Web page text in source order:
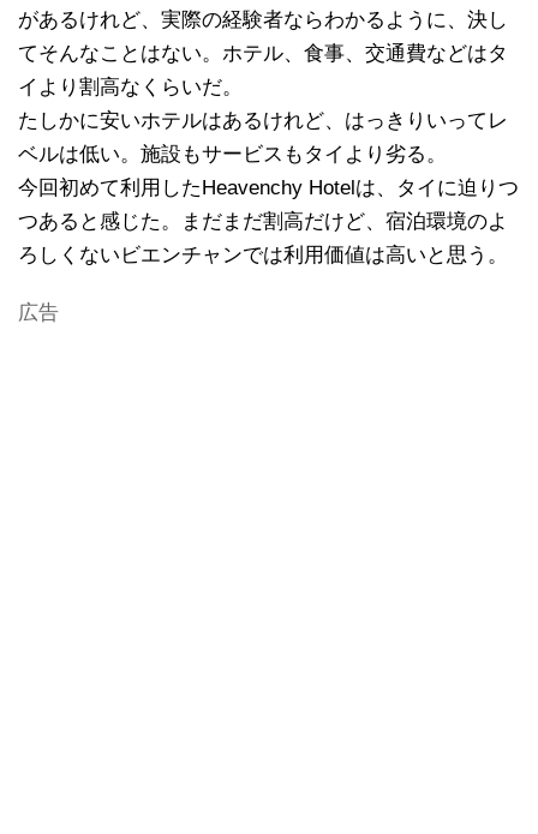
があるけれど、実際の経験者ならわかるように、決し
てそんなことはない。ホテル、食事、交通費などはタ
イより割高なくらいだ。
たしかに安いホテルはあるけれど、はっきりいってレ
ベルは低い。施設もサービスもタイより劣る。
今回初めて利用したHeavenchy Hotelは、タイに迫りつ
つあると感じた。まだまだ割高だけど、宿泊環境のよ
ろしくないビエンチャンでは利用価値は高いと思う。
広告